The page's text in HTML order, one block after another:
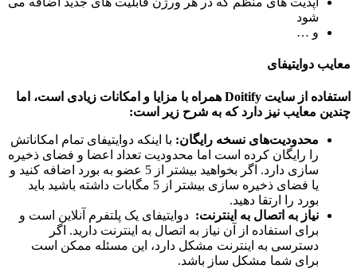
و …
دوایتیفای
از سایت
Doitify همراه با مزایا و امکانات زیادی است، اما
معایب نیز دارد که به شرح زیر است:
محدودیت‌های نسخه رایگان:با اینکه دوایتیفای تمام امکاناتش
را رایگان کرده است اما محدودیت تعداد اعضا و فضای ذخیره
سازی دارد. اگر بخواهید بیشتر از 5 عضو به بورد اضافه کنید و
یا فضای ذخیره سازی بیشتر از 5 مگابات داشته باشید باید
بورد را ارتقا دهید.
نیاز به اتصال به اینترنت:دوایتیفای یک پلتفرم آنلاین است و
برای استفاده از آن نیاز به اتصال به اینترنت دارید. اگر
دسترسی به اینترنت مشکل دارد، این مسئله ممکن است
برای شما مشکل ساز باشد.